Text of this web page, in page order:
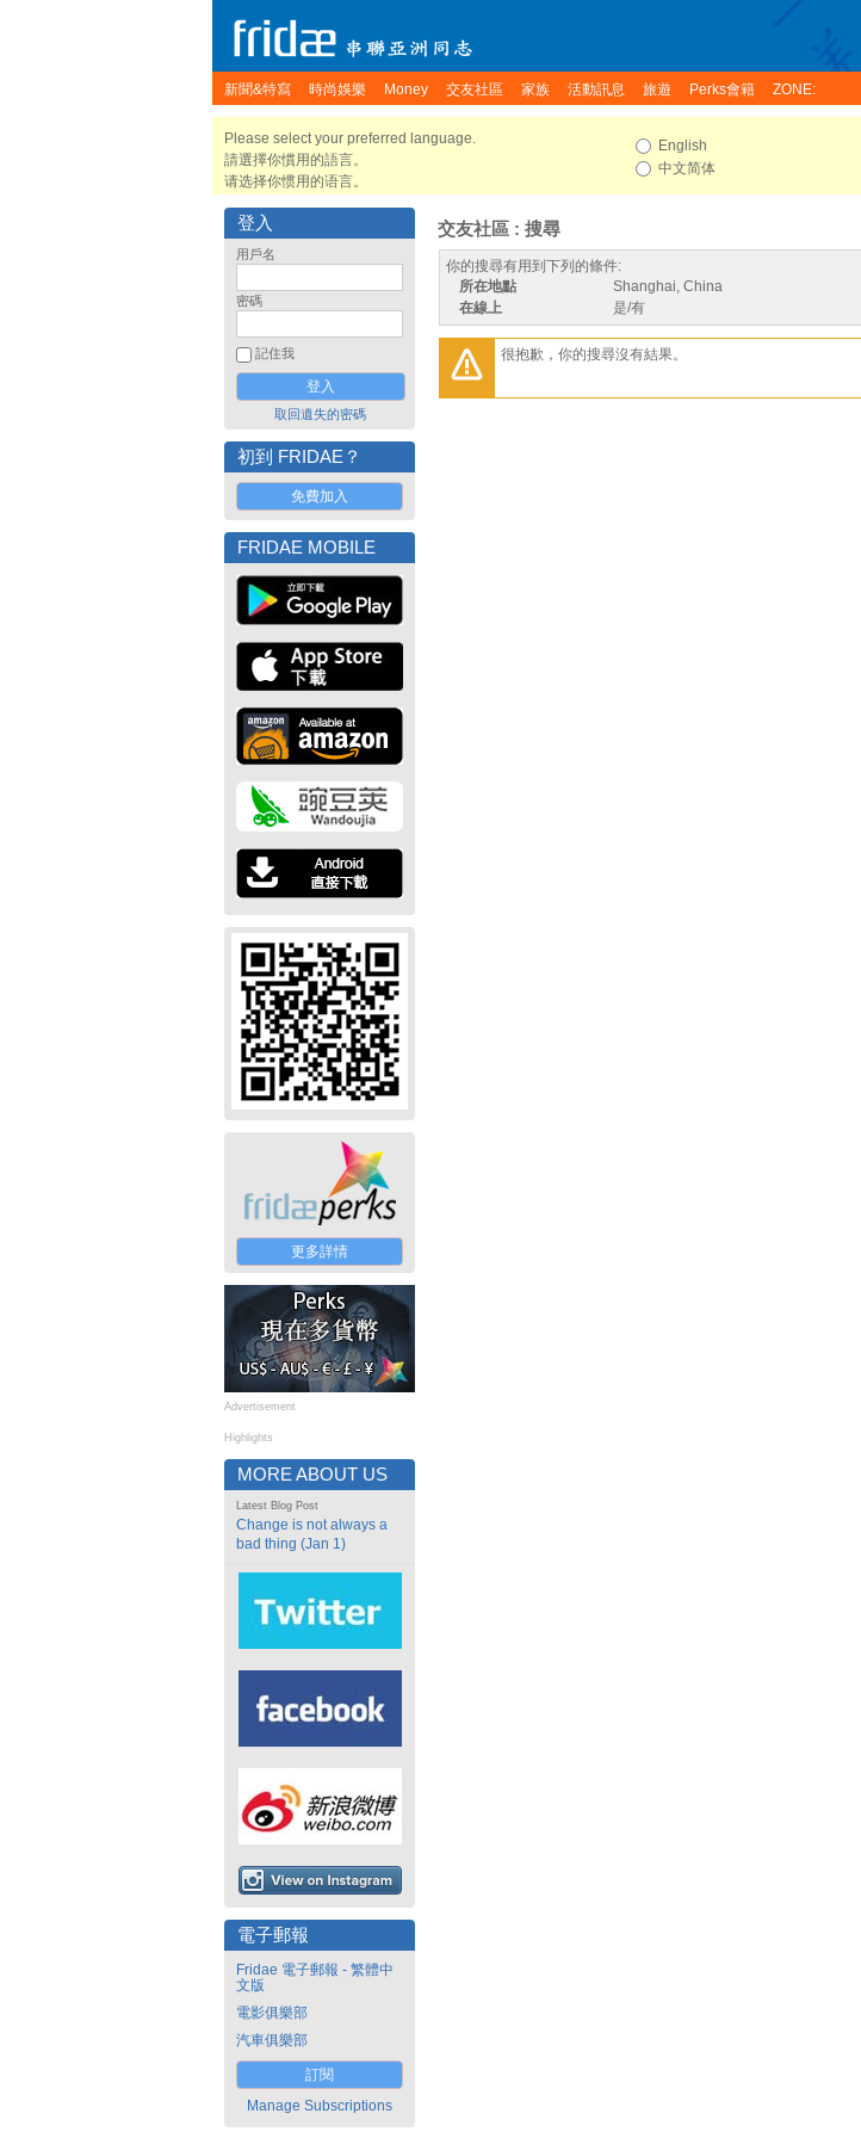
新聞&特寫 時尚娛樂 Money 交友社區 家族 活動訊息 旅遊 Perks會籍 ZONE:
Please select your preferred language.
請選擇你慣用的語言。
请选择你惯用的语言。
English
中文简体
登入
用戶名
密碼
記住我
取回遺失的密碼
初到 FRIDAE？
免費加入
FRIDAE MOBILE
更多詳情
Advertisement
Highlights
MORE ABOUT US
Latest Blog Post
Change is not always a
bad thing (Jan 1)
電子郵報
Fridae 電子郵報 - 繁體中
文版
電影俱樂部
汽車俱樂部
訂閱
Manage Subscriptions
交友社區 : 搜尋
你的搜尋有用到下列的條件:
所在地點
Shanghai, China
在線上
是/有
很抱歉，你的搜尋沒有結果。